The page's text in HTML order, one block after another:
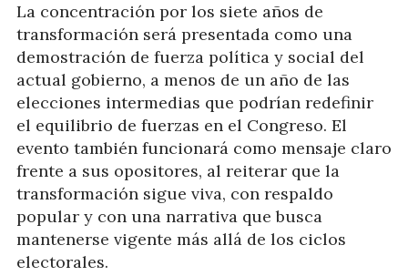
La concentración por los siete años de
transformación será presentada como una
demostración de fuerza política y social del
actual gobierno, a menos de un año de las
elecciones intermedias que podrían redefinir
el equilibrio de fuerzas en el Congreso. El
evento también funcionará como mensaje claro
frente a sus opositores, al reiterar que la
transformación sigue viva, con respaldo
popular y con una narrativa que busca
mantenerse vigente más allá de los ciclos
electorales.